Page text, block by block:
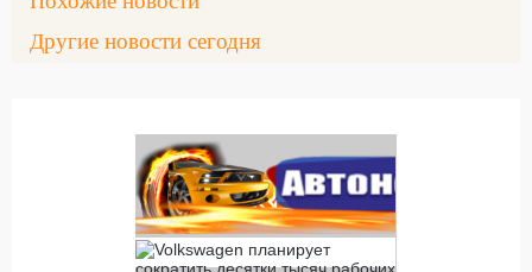
Другие новости сегодня